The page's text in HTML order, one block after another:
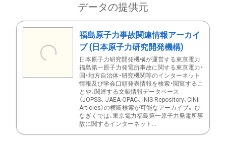
データの提供元
福島原子力事故関連情報アーカイ
ブ (日本原子力研究開発機構)
日本原子力研究開発機構が運営する東京電力
福島第一原子力発電所事故に関する東京電力・
国・地方自治体・研究機関等のインターネット
情報及び学会口頭発表情報を検索・閲覧するこ
とや、関連する文献情報データベース
（JOPSS、 JAEA OPAC、 INIS Repository、CiNii
Articles）の横断検索が可能なアーカイブ。 ひ
なぎくでは、東京電力福島第一原子力発電所事
故に関するインターネット...